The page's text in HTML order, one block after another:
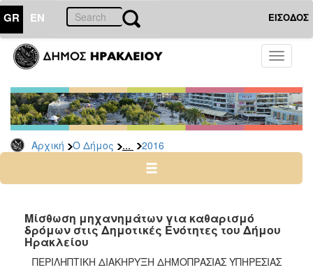
GR EN ΕΙΣΟΔΟΣ
Toggle
Αρχική Ο Δήμος ... 2016
ΔΗΜΟΣ
Διακηρύξεις
-
Δημοπρασίες
Αρχείο
2025
2023
2022
2021
Μίσθωση μηχανημάτων για καθαρισμό
δρόμων στις Δημοτικές Ενότητες του Δήμου
Ηρακλείου
ΠΕΡΙΛΗΠΤΙΚΗ ΔΙΑΚΗΡΥΞΗ ΔΗΜΟΠΡΑΣΙΑΣ ΥΠΗΡΕΣΙΑΣ